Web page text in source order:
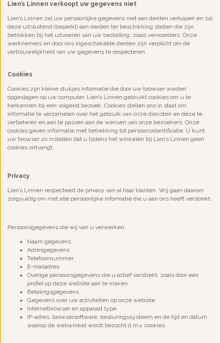
Lien’s Linnen verkoopt uw gegevens niet
Lien’s Linnen zal uw persoonlijke gegevens niet aan derden verkopen en zal
deze uitsluitend (beperkt) aan derden ter beschikking stellen die zijn
betrokken bij het uitvoeren van uw bestelling, zoals vervoerders. Onze
werknemers en door ons ingeschakelde derden zijn verplicht om de
vertrouwelijkheid van uw gegevens te respecteren.
Cookies
Cookies zijn kleine stukjes informatie die door uw browser worden
opgeslagen op uw computer. Lien’s Linnen gebruikt cookies om u te
herkennen bij een volgend bezoek. Cookies stellen ons in staat om
informatie te verzamelen over het gebruik van onze diensten en deze te
verbeteren en aan te passen aan de wensen van onze bezoekers. Onze
cookies geven informatie met betrekking tot persoonsidentificatie. U kunt
uw browser zo instellen dat u tijdens het winkelen bij Lien’s Linnen geen
cookies ontvangt.
Privacy
Lien’s Linnen respecteert de privacy van al haar klanten. Wij gaan daarom
zorgvuldig om met alle persoonlijke informatie die u aan ons heeft verstrekt.
Persoonsgegevens die wij van u verwerken:
Naam gegevens
Adresgegevens
Telefoonnummer
E-mailadres
Overige persoonsgegevens die u actief verstrekt, zoals door een
profiel op deze website aan te maken
Betalingsgegevens
Gegevens over uw activiteiten op onze website
Internetbrowser en apparaat type
IP-adres, browsersoftware, besturingssysteem en de tijd en datum
waarop de webwinkel wordt bezocht d.m.v. cookies